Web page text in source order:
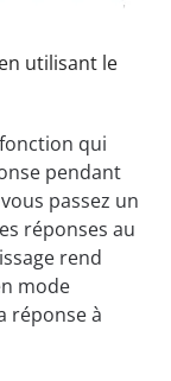
utilisant le
qui
pendant
passez un
réponses au
rend
mode
réponse à